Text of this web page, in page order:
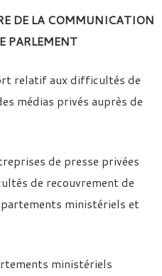
DE LA COMMUNICATION
PARLEMENT
relatif aux difficultés de
médias privés auprès de
de presse privées
de recouvrement de
ministériels et
ministériels